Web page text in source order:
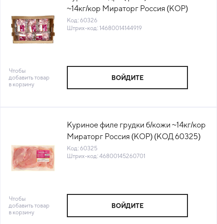
~14кг/кор Мираторг Россия (КОР)
(КОД 60326) (-18°С)
Код: 60326
Штрих-код: 14680014144919
Чтобы
добавить товар
в корзину
ВОЙДИТЕ
Куриное филе грудки б/кожи ~14кг/кор
Мираторг Россия (КОР) (КОД 60325)
(-18°С)
Код: 60325
Штрих-код: 46800145260701
Чтобы
добавить товар
в корзину
ВОЙДИТЕ